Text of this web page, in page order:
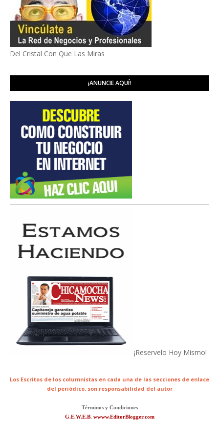
Del Cristal Con Que Las Miras
¡ANUNCIE AQUÍ!
¡Reservelo Hoy Mismo!
Los Escritos de los columnistas en cada una de las secciones de enlace
del periódico, son responsabilidad del autor
Términos y Condiciones
G.E.W.E.B. wwww.EditorBlogger.com